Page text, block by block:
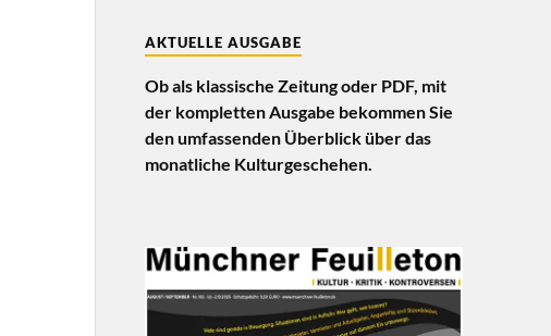
AKTUELLE AUSGABE
Ob als klassische Zeitung oder PDF, mit
der kompletten Ausgabe bekommen Sie
den umfassenden Überblick über das
monatliche Kulturgeschehen.